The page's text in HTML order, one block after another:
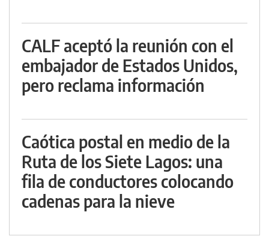
CALF aceptó la reunión con el
embajador de Estados Unidos,
pero reclama información
Caótica postal en medio de la
Ruta de los Siete Lagos: una
fila de conductores colocando
cadenas para la nieve